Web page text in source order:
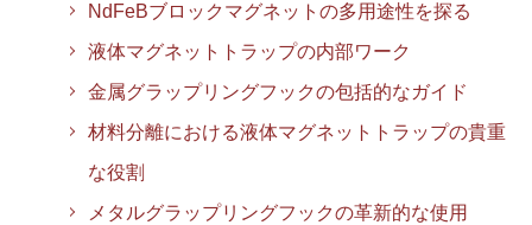
NdFeBブロックマグネットの多用途性を探る
液体マグネットトラップの内部ワーク
金属グラップリングフックの包括的なガイド
材料分離における液体マグネットトラップの貴重
な役割
メタルグラップリングフックの革新的な使用